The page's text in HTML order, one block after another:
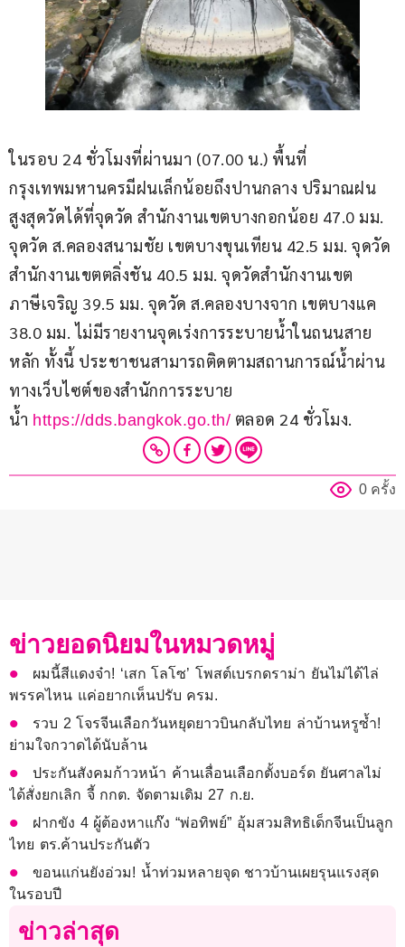
ในรอบ 24 ชั่วโมงที่ผ่านมา (07.00 น.) พื้นที่
กรุงเทพมหานครมีฝนเล็กน้อยถึงปานกลาง ปริมาณฝน
สูงสุดวัดได้ที่จุดวัด สำนักงานเขตบางกอกน้อย 47.0 มม.
จุดวัด ส.คลองสนามชัย เขตบางขุนเทียน 42.5 มม. จุดวัด
สำนักงานเขตตลิ่งชัน 40.5 มม. จุดวัดสำนักงานเขต
ภาษีเจริญ 39.5 มม. จุดวัด ส.คลองบางจาก เขตบางแค
38.0 มม. ไม่มีรายงานจุดเร่งการระบายน้ำในถนนสาย
หลัก ทั้งนี้ ประชาชนสามารถติดตามสถานการณ์น้ำผ่าน
ทางเว็บไซต์ของสำนักการระบาย
น้ำ https://dds.bangkok.go.th/ ตลอด 24 ชั่วโมง.
0 ครั้ง
ข่าวยอดนิยมในหมวดหมู่
ผมนี้สีแดงจ๋า! ‘เสก โลโซ’ โพสต์เบรกดราม่า ยันไม่ได้ไล่
พรรคไหน แค่อยากเห็นปรับ ครม.
รวบ 2 โจรจีนเลือกวันหยุดยาวบินกลับไทย ล่าบ้านหรูซ้ำ!
ย่ามใจกวาดได้นับล้าน
ประกันสังคมก้าวหน้า ค้านเลื่อนเลือกตั้งบอร์ด ยันศาลไม่
ได้สั่งยกเลิก จี้ กกต. จัดตามเดิม 27 ก.ย.
ฝากขัง 4 ผู้ต้องหาแก๊ง “พ่อทิพย์” อุ้มสวมสิทธิเด็กจีนเป็นลูก
ไทย ตร.ค้านประกันตัว
ขอนแก่นยังอ่วม! นํ้าท่วมหลายจุด ชาวบ้านเผยรุนแรงสุด
ในรอบปี
ข่าวล่าสุด